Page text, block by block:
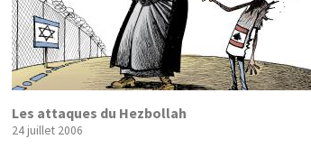
Les attaques du Hezbollah
24 juillet 2006